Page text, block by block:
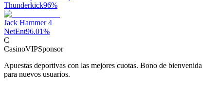
Thunderkick96%
Jack Hammer 4
NetEnt96.01%
C
CasinoVIPSponsor
Apuestas deportivas con las mejores cuotas. Bono de bienvenida
para nuevos usuarios.